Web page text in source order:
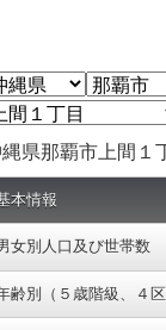
県那覇市上間１
本情報
女別人口及び世帯数
齢別（５歳階級、４